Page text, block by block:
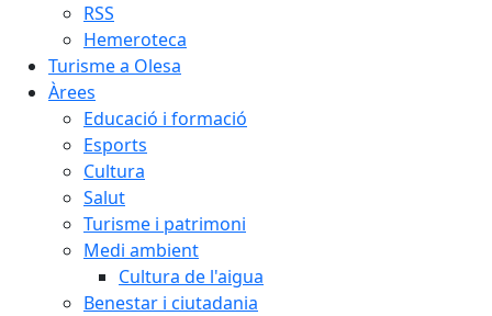
RSS
Hemeroteca
Turisme a Olesa
Àrees
Educació i formació
Esports
Cultura
Salut
Turisme i patrimoni
Medi ambient
Cultura de l'aigua
Benestar i ciutadania